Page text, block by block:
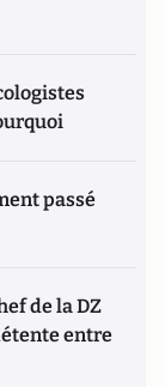
passé
de la DZ
entre